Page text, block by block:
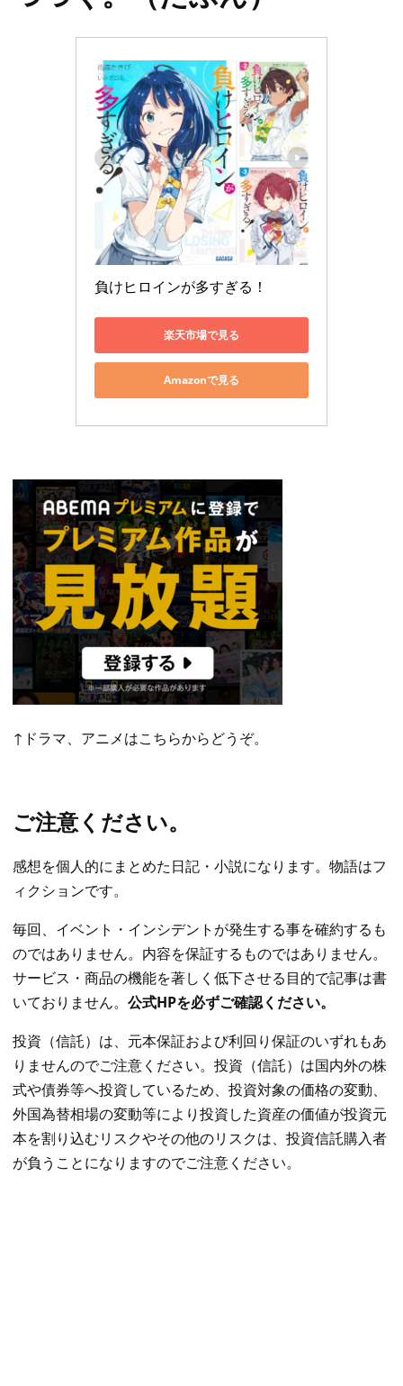
負けヒロインが多すぎる！
楽天市場で見る
Amazonで見る
↑ドラマ、アニメはこちらからどうぞ。
ご注意ください。
感想を個人的にまとめた日記・小説になります。物語はフ
ィクションです。
毎回、イベント・インシデントが発生する事を確約するも
のではありません。内容を保証するものではありません。
サービス・商品の機能を著しく低下させる目的で記事は書
いておりません。 公式HPを必ずご確認ください。
投資（信託）は、元本保証および利回り保証のいずれもあ
りませんのでご注意ください。投資（信託）は国内外の株
式や債券等へ投資しているため、投資対象の価格の変動、
外国為替相場の変動等により投資した資産の価値が投資元
本を割り込むリスクやその他のリスクは、投資信託購入者
が負うことになりますのでご注意ください。